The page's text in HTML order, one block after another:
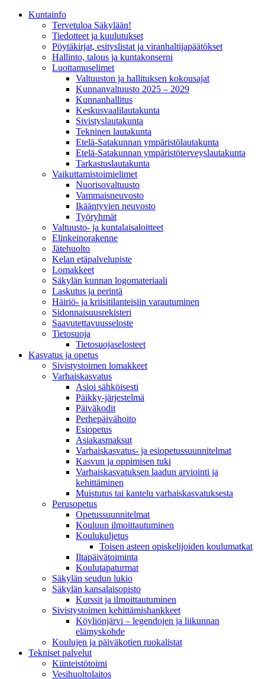
Kunta­info
Tervetuloa Säkylään!
Tiedotteet ja kuulutukset
Pöytäkirjat, esityslistat ja viranhaltijapäätökset
Hallinto, talous ja kuntakonserni
Luottamuselimet
Valtuuston ja hallituksen kokousajat
Kunnanvaltuusto 2025 – 2029
Kunnanhallitus
Keskusvaalilautakunta
Sivistyslautakunta
Tekninen lautakunta
Etelä-Satakunnan ympäristölautakunta
Etelä-Satakunnan ympäristöterveyslautakunta
Tarkastuslautakunta
Vaikuttamistoimielimet
Nuorisovaltuusto
Vammaisneuvosto
Ikääntyvien neuvosto
Työryhmät
Valtuusto- ja kuntalaisaloitteet
Elinkeinorakenne
Jätehuolto
Kelan etäpalvelupiste
Lomakkeet
Säkylän kunnan logomateriaali
Laskutus ja perintä
Häiriö- ja kriisitilanteisiin varautuminen
Sidonnaisuusrekisteri
Saavutettavuusseloste
Tietosuoja
Tietosuojaselosteet
Kasvatus ja opetus
Sivistystoimen lomakkeet
Varhaiskasvatus
Asioi sähköisesti
Päikky-järjestelmä
Päiväkodit
Perhepäivähoito
Esiopetus
Asiakasmaksut
Varhaiskasvatus- ja esiopetussuunnitelmat
Kasvun ja oppimisen tuki
Varhaiskasvatuksen laadun arviointi ja
kehittäminen
Muistutus tai kantelu varhaiskasvatuksesta
Perusopetus
Opetussuunnitelmat
Kouluun ilmoittautuminen
Koulukuljetus
Toisen asteen opiskelijoiden koulumatkat
Iltapäivätoiminta
Koulutapaturmat
Säkylän seudun lukio
Säkylän kansalaisopisto
Kurssit ja ilmoittautuminen
Sivistystoimen kehittämishankkeet
Köyliönjärvi – legendojen ja liikunnan
elämyskohde
Koulujen ja päiväkotien ruokalistat
Tekniset palvelut
Kiinteistötoimi
Vesihuoltolaitos